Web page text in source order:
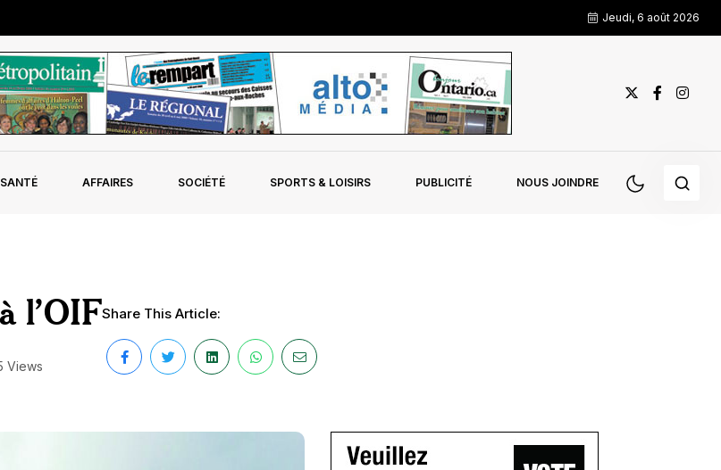
Jeudi, 6 août 2026
SANTÉ AFFAIRES SOCIÉTÉ SPORTS & LOISIRS PUBLICITÉ NOUS JOINDRE
l’OIF
Views
Share This Article: